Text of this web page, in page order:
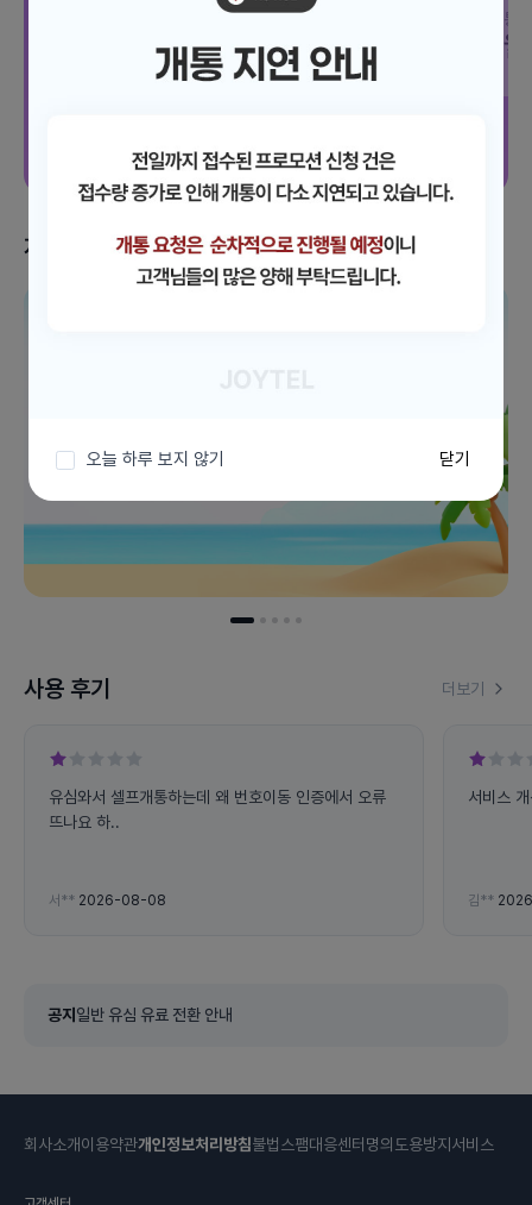
문자 100건
월 12,100원/ 평생할인
통
사용 후기 더보기
유심와서 셀프개통하는데 왜 번호이동 인증에서 오류
뜨나요 하..
서** 2026-08-08
서비스
김**
지금 받을 수 있는 혜택 이벤트 더보기
공지 일반 유심 유료 전환 안내
회사소개이용약관개인정보처리방침불법스팸대응센터 명의도용방지서비스
오늘 하루 보지 않기 닫기